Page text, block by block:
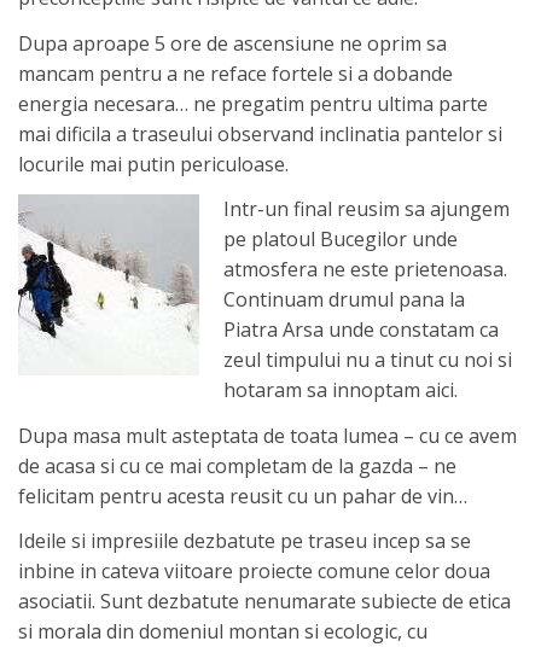
Dupa aproape 5 ore de ascensiune ne oprim sa
mancam pentru a ne reface fortele si a dobande
energia necesara… ne pregatim pentru ultima parte
mai dificila a traseului observand inclinatia pantelor si
locurile mai putin periculoase.
Intr-un final reusim sa ajungem
pe platoul Bucegilor unde
atmosfera ne este prietenoasa.
Continuam drumul pana la
Piatra Arsa unde constatam ca
zeul timpului nu a tinut cu noi si
hotaram sa innoptam aici.
Dupa masa mult asteptata de toata lumea – cu ce avem
de acasa si cu ce mai completam de la gazda – ne
felicitam pentru acesta reusit cu un pahar de vin…
Ideile si impresiile dezbatute pe traseu incep sa se
inbine in cateva viitoare proiecte comune celor doua
asociatii. Sunt dezbatute nenumarate subiecte de etica
si morala din domeniul montan si ecologic, cu